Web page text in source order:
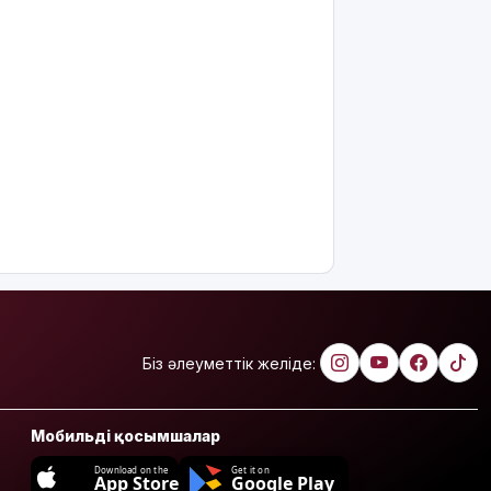
Біз әлеуметтік желіде:
Мобильді қосымшалар
Download on the
App Store
Get it on
Google Play